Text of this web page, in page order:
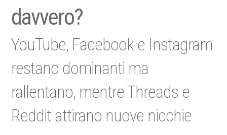
davvero?
YouTube, Facebook e Instagram
restano dominanti ma
rallentano, mentre Threads e
Reddit attirano nuove nicchie